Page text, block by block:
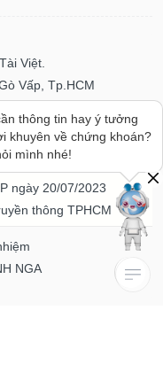
Việt.
Vấp, Tp.HCM
3848 7237
04/11/2016
02/11/2017
ngày 20/07/2023
thông TPHCM
NGA
thông tin hay ý tưởng
khuyên về chứng khoán?
mình nhé!